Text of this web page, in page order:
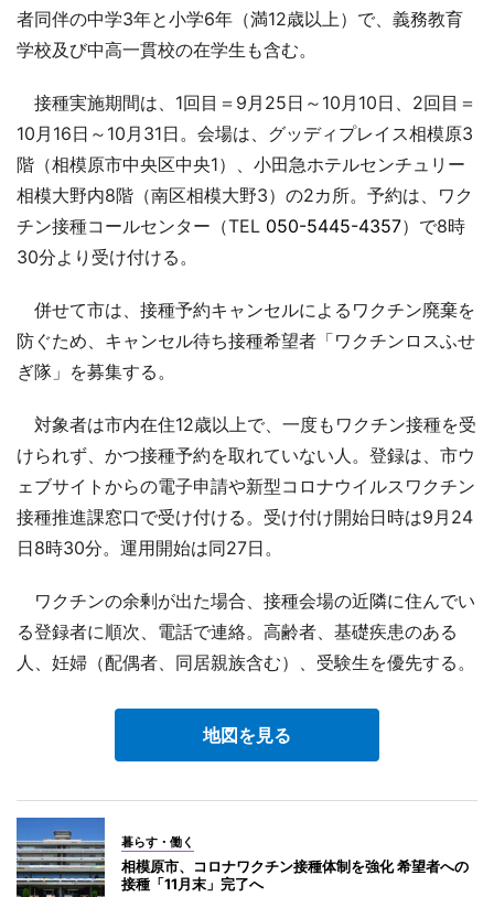
者同伴の中学3年と小学6年（満12歳以上）で、義務教育
学校及び中高一貫校の在学生も含む。
接種実施期間は、1回目＝9月25日～10月10日、2回目＝
10月16日～10月31日。会場は、グッディプレイス相模原3
階（相模原市中央区中央1）、小田急ホテルセンチュリー
相模大野内8階（南区相模大野3）の2カ所。予約は、ワク
チン接種コールセンター（TEL 050-5445-4357）で8時
30分より受け付ける。
併せて市は、接種予約キャンセルによるワクチン廃棄を
防ぐため、キャンセル待ち接種希望者「ワクチンロスふせ
ぎ隊」を募集する。
対象者は市内在住12歳以上で、一度もワクチン接種を受
けられず、かつ接種予約を取れていない人。登録は、市ウ
ェブサイトからの電子申請や新型コロナウイルスワクチン
接種推進課窓口で受け付ける。受け付け開始日時は9月24
日8時30分。運用開始は同27日。
ワクチンの余剰が出た場合、接種会場の近隣に住んでい
る登録者に順次、電話で連絡。高齢者、基礎疾患のある
人、妊婦（配偶者、同居親族含む）、受験生を優先する。
地図を見る
暮らす・働く
相模原市、コロナワクチン接種体制を強化 希望者への
接種「11月末」完了へ